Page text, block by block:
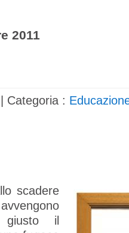
2011
Categoria :
scadere
giusto il